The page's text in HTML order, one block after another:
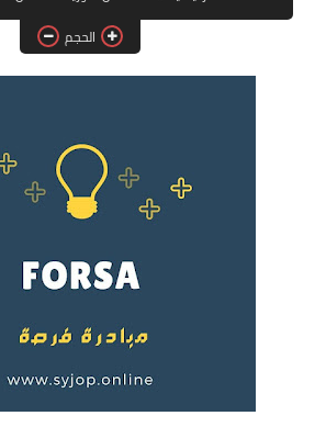
فرص عمل
فرص عمل
دورات تدريبية
الحجم